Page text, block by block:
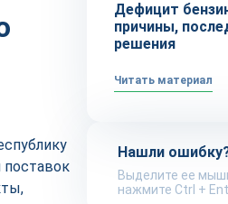
Дефицит
причины,
решения
Читать материал
Нашли
Выделите ее
нажмите Ctrl +